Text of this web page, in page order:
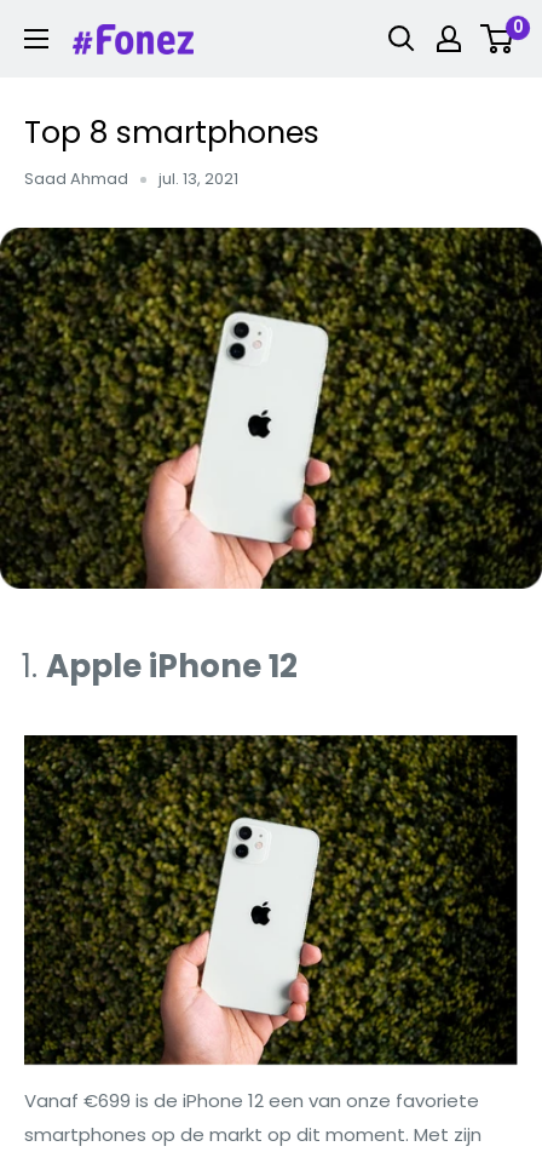
naar
Fonez 0
Top 8 smartphones
Saad Ahmad jul. 13, 2021
Apple iPhone 12
Vanaf €699 is de iPhone 12 een van onze favoriete
smartphones op de markt op dit moment. Met zijn